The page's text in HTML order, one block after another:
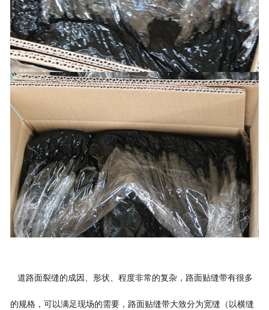
道路面裂缝的成因、形状、程度非常的复杂， 路面贴缝带有很多
的规格，可以满足现场的需要， 路面贴缝带大致分为宽缝（以横缝